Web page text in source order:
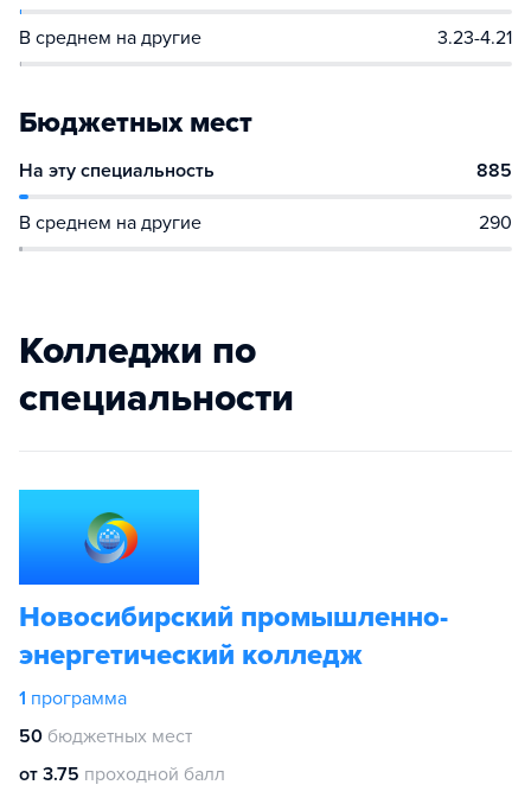
В среднем на другие 3.23-4.21
Бюджетных мест
На эту специальность 885
В среднем на другие 290
Колледжи по
специальности
Новосибирский промышленно-
энергетический колледж
1 программа
50 бюджетных мест
от 3.75 проходной балл